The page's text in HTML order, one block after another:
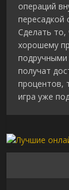
операций
пересадкой
Сделать то,
хорошему
подручными
получат
процентов,
игра уже